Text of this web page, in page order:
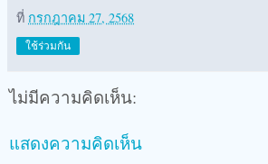
ที่ กรกฎาคม 27, 2568
ใช้ร่วมกัน
ไม่มีความคิดเห็น:
แสดงความคิดเห็น